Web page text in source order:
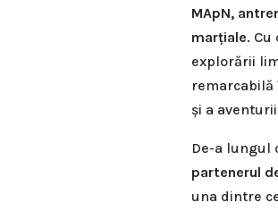
MApN,
marțiale.
explorării
și a
De-a lungul
partenerul
una dintre